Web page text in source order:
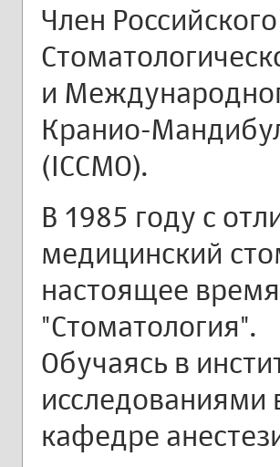
Член Российского
и
Кранио-
(ICCMO).
В 1985 году с
медицинский
настоящее
"Стоматология".
Обучаясь в
исследованиями
кафедре